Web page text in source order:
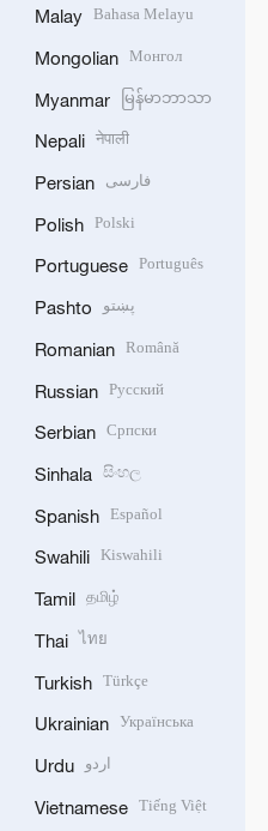
Malay Bahasa Melayu
Mongolian Монгол
Myanmar မြန်မာဘာသာ
Nepali नेपाली
Persian فارسی
Polish Polski
Portuguese Português
Pashto پښتو
Romanian Română
Russian Русский
Serbian Српски
Sinhala සිංහල
Spanish Español
Swahili Kiswahili
Tamil தமிழ்
Thai ไทย
Turkish Türkçe
Ukrainian Українська
Urdu اردو
Vietnamese Tiếng Việt